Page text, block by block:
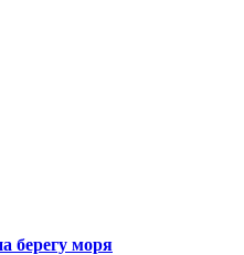
берегу моря